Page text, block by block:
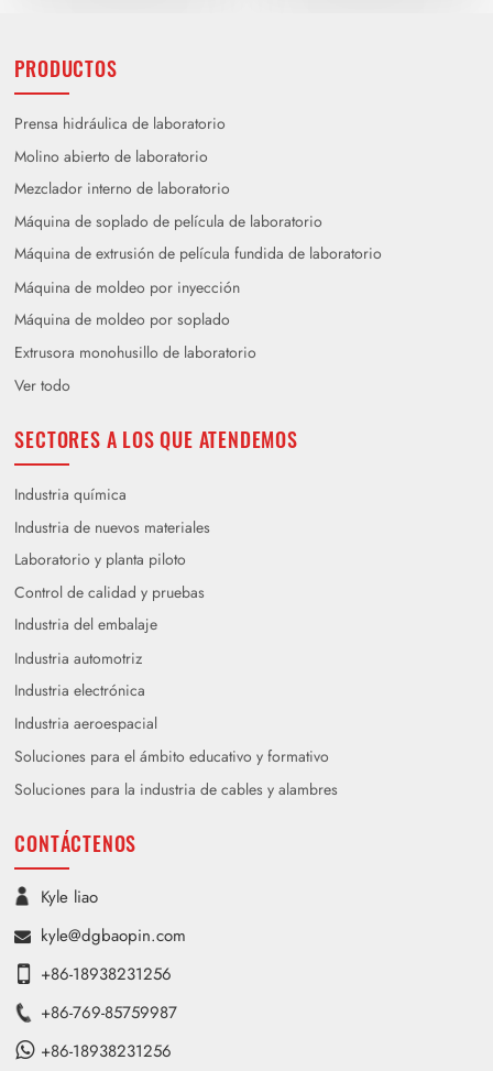
PRODUCTOS
Prensa hidráulica de laboratorio
Molino abierto de laboratorio
Mezclador interno de laboratorio
Máquina de soplado de película de laboratorio
Máquina de extrusión de película fundida de laboratorio
Máquina de moldeo por inyección
Máquina de moldeo por soplado
Extrusora monohusillo de laboratorio
Ver todo
SECTORES A LOS QUE ATENDEMOS
Industria química
Industria de nuevos materiales
Laboratorio y planta piloto
Control de calidad y pruebas
Industria del embalaje
Industria automotriz
Industria electrónica
Industria aeroespacial
Soluciones para el ámbito educativo y formativo
Soluciones para la industria de cables y alambres
CONTÁCTENOS
Kyle liao
kyle@dgbaopin.com
+86-18938231256
+86-769-85759987
+86-18938231256